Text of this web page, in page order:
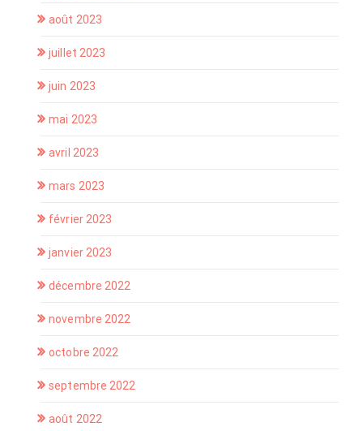
août 2023
juillet 2023
juin 2023
mai 2023
avril 2023
mars 2023
février 2023
janvier 2023
décembre 2022
novembre 2022
octobre 2022
septembre 2022
août 2022